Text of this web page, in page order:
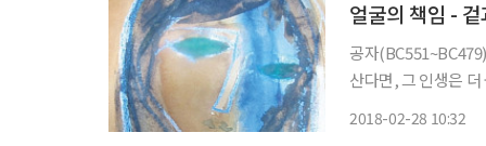
얼굴의 책임 -
공자
산다면, 그 인생은
2018-02-28 10:32